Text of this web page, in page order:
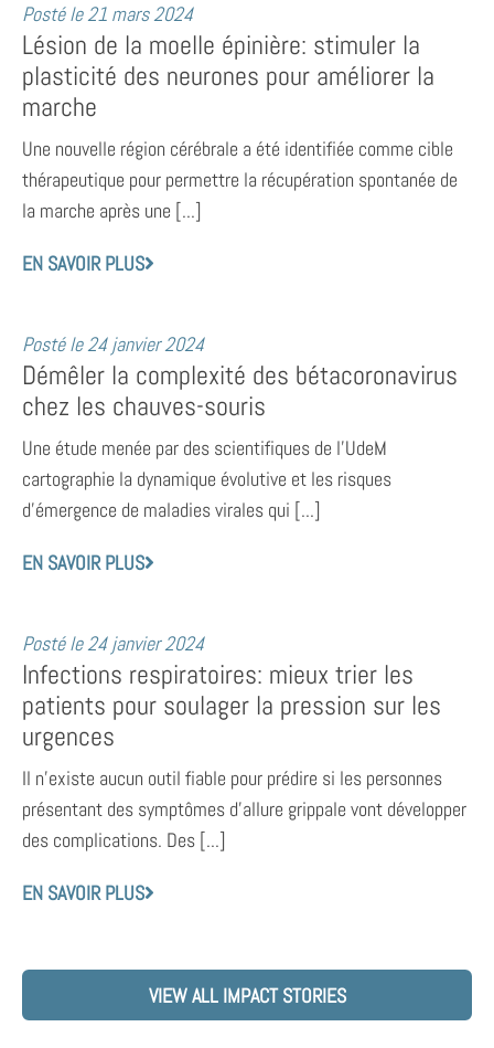
Posté le21 mars 2024
Lésion de la moelle épinière: stimuler la
plasticité des neurones pour améliorer la
marche
Une nouvelle région cérébrale a été identifiée comme cible
thérapeutique pour permettre la récupération spontanée de
la marche après une [...]
EN SAVOIR PLUS
Posté le24 janvier 2024
Démêler la complexité des bétacoronavirus
chez les chauves-souris
Une étude menée par des scientifiques de l’UdeM
cartographie la dynamique évolutive et les risques
d’émergence de maladies virales qui [...]
EN SAVOIR PLUS
Posté le24 janvier 2024
Infections respiratoires: mieux trier les
patients pour soulager la pression sur les
urgences
Il n’existe aucun outil fiable pour prédire si les personnes
présentant des symptômes d’allure grippale vont développer
des complications. Des [...]
EN SAVOIR PLUS
VIEW ALL IMPACT STORIES